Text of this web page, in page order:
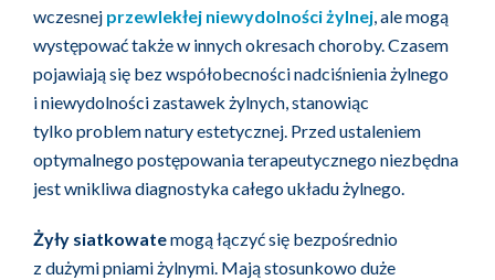
wczesnej przewlekłej niewydolności żylnej, ale mogą
występować także w innych okresach choroby. Czasem
pojawiają się bez współobecności nadciśnienia żylnego
i niewydolności zastawek żylnych, stanowiąc
tylko problem natury estetycznej. Przed ustaleniem
optymalnego postępowania terapeutycznego niezbędna
jest wnikliwa diagnostyka całego układu żylnego.
Żyły siatkowatemogą łączyć się bezpośrednio
z dużymi pniami żylnymi. Mają stosunkowo duże